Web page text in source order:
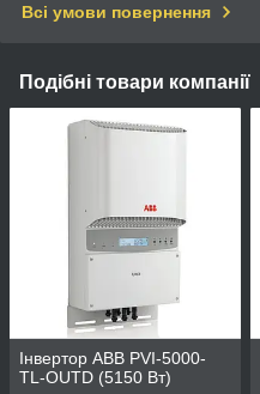
Всі умови повернення
Подібні товари компанії
Інвертор ABB PVI-5000-
TL-OUTD (5150 Вт)